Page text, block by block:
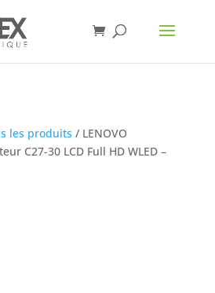
les produits / LENOVO
C27-30 LCD Full HD WLED –